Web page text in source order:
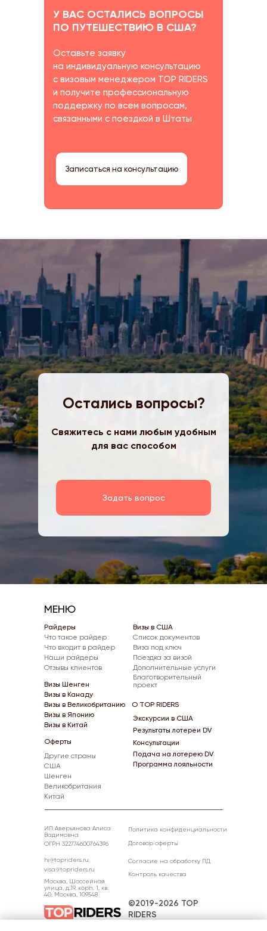
Записаться на консультацию
У ВАС ОСТАЛИСЬ ВОПРОСЫ
ПО ПУТЕШЕСТВИЮ В США?
Оставьте заявку
на индивидуальную консультацию
с визовым менеджером TOP RIDERS
и получите профессиональную
поддержку по всем вопросам,
связанными с поездкой в Штаты
Остались вопросы?
Свяжитесь с нами любым удобным
для вас способом
Задать вопрос
Что такое райдер
Что входит в райдер
Наши райдеры
Отзывы клиентов
Райдеры
Оферты
США
Шенген
Великобритания
Китай
Другие страны
МЕНЮ
О TOP RIDERS
ИП Аверьянова Алиса
Вадимовна
ОГРН 322774600764396
hi@topriders.ru
Политика конфиденциальности
Договор оферты
Согласие на обработку ПД
Контроль качества
©2019-2026 TOP
RIDERS
visa@topriders.ru
Москва, Шоссейная
улица, д.19, корп. 1, кв.
40, Москва, 109548
Список документов
Виза под ключ
Дополнительные услуги
Поездка за визой
Визы в США
Благотворительный
проект
Визы Шенген
Визы в Великобританию
Визы в Китай
Визы в Японию
Визы в Канаду
Результаты лотереи DV
Консультации
Экскурсии в США
Программа лояльности
Подача на лотерею DV